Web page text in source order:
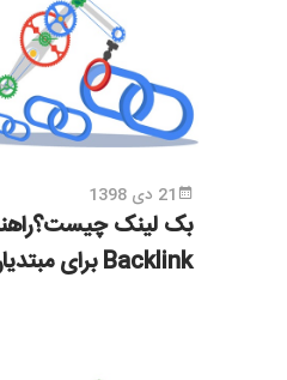
21 دی 1398
بک لینک
Backlink برای مبتدیان در سال 2022